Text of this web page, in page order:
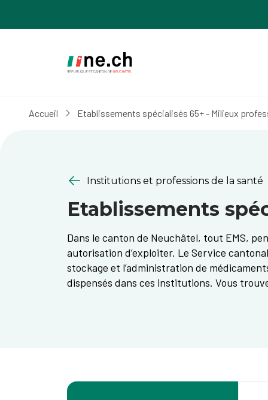
Accueil Etablissements spécialisés 65+ - Milieux
Institutions et professions de la santé
Etablissements
Dans le canton de Neuchâtel, tout EMS,
autorisation d’exploiter. Le Service
stockage et l’administration de
dispensés dans ces institutions. Vous